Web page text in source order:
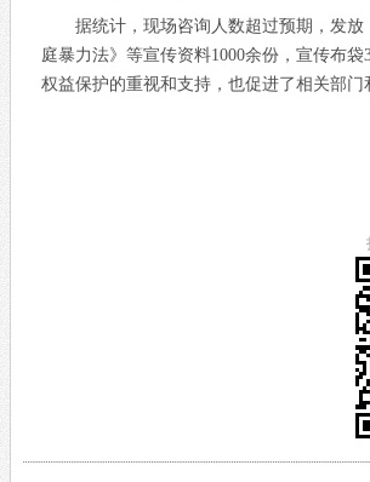
据统计，现场咨询人数超过预期，发
庭暴力法》等宣传资料1000余份，宣传布
权益保护的重视和支持，也促进了相关部门